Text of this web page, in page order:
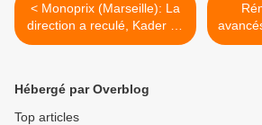
< Monoprix (Marseille): La
direction a reculé, Kader ne
sera pas licencié !
Hébergé par Overblog
Top articles